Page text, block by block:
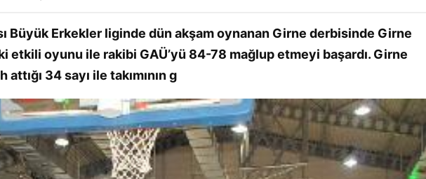
Büyük Erkekler liginde dün akşam oynanan Girne derbisinde Girne
etkili oyunu ile rakibi GAÜ’yü 84-78 mağlup etmeyi başardı. Girne
34 sayı ile takımının g